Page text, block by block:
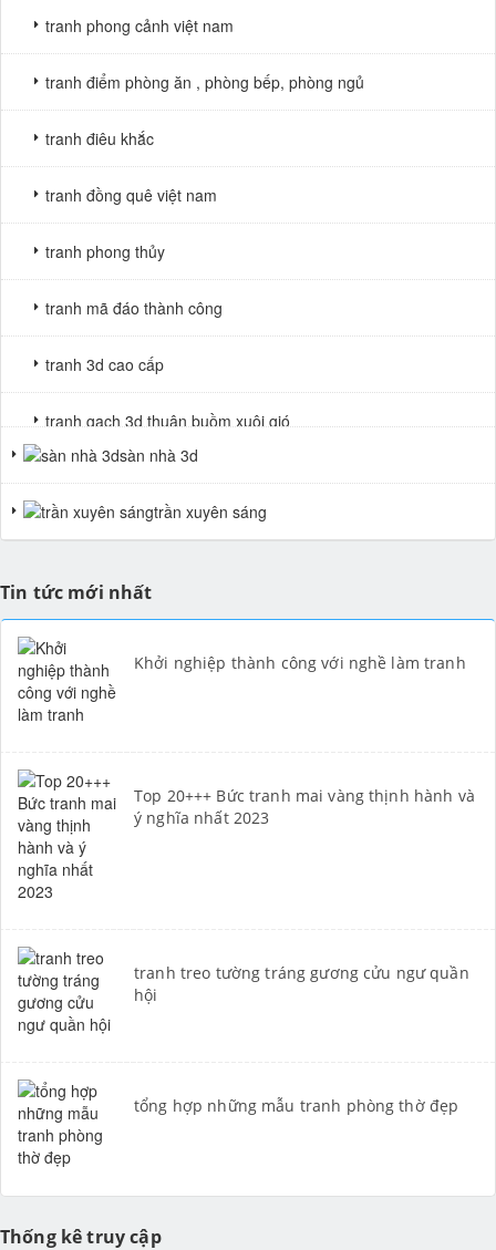
tranh phong cảnh việt nam
tranh điểm phòng ăn , phòng bếp, phòng ngủ
tranh điêu khắc
tranh đồng quê việt nam
tranh phong thủy
tranh mã đáo thành công
tranh 3d cao cấp
tranh gạch 3d thuận buồm xuôi gió
sàn nhà 3d
trần xuyên sáng
Tin tức mới nhất
Khởi nghiệp thành công với nghề làm tranh
Top 20+++ Bức tranh mai vàng thịnh hành và
ý nghĩa nhất 2023
tranh treo tường tráng gương cửu ngư quần
hội
tổng hợp những mẫu tranh phòng thờ đẹp
Thống kê truy cập